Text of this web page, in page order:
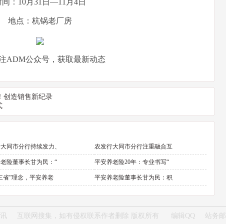
间：10月31日—11月4日
地点：杭锅老厂房
ADM公众号，获取最新动态
创造销售新纪录
同市分行持续发力、 农发行大同市分行注重融合互
险董事长甘为民：“ 平安养老险20年：专业书写“
省”理念，平安养老 平安养老险董事长甘为民：积
互联网搜集，如有侵权联系作者删除 版权所有 编辑QQ 站务